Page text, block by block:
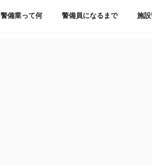
警備業って何 警備員になるまで 施